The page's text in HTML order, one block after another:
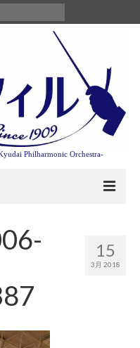
Philharmonic Orchestra-
15
3月 2018